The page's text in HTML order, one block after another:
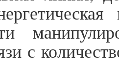
с